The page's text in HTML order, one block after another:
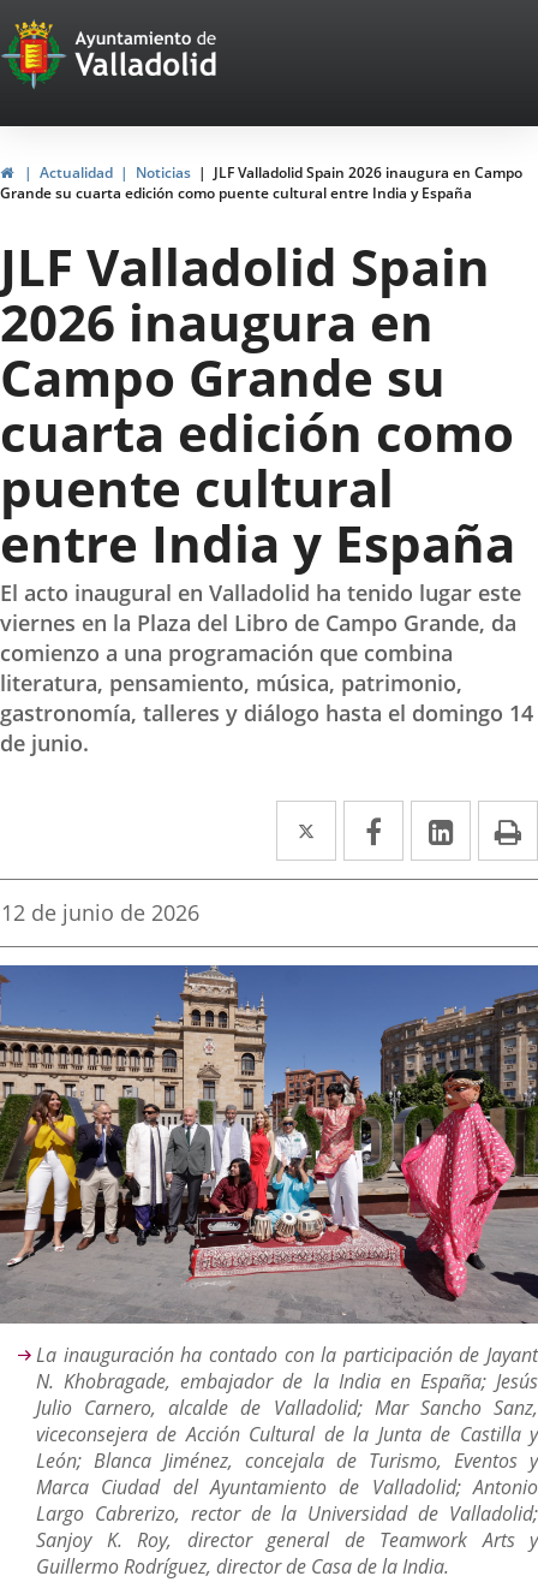
Portal
Web
del
Ayuntamiento
de
Valladolid
InicioActualidad Noticias
JLF Valladolid Spain 2026 inaugura en Campo
Grande su cuarta edición como puente cultural entre India y España
JLF Valladolid Spain
2026 inaugura en
Campo Grande su
cuarta edición como
puente cultural
entre India y España
El acto inaugural en Valladolid ha tenido lugar este
viernes en la Plaza del Libro de Campo Grande, da
comienzo a una programación que combina
literatura, pensamiento, música, patrimonio,
gastronomía, talleres y diálogo hasta el domingo 14
de junio.
Twitter
Enlace
a
aplicación
Facebook
Enlace
a
aplicación
Enlace
a
Fecha
la
noticia
12 de junio de 2026
Descripción
La inauguración ha contado con la participación de Jayant
N. Khobragade, embajador de la India en España; Jesús
Julio Carnero, alcalde de Valladolid; Mar Sancho Sanz,
viceconsejera de Acción Cultural de la Junta de Castilla y
León; Blanca Jiménez, concejala de Turismo, Eventos y
Marca Ciudad del Ayuntamiento de Valladolid; Antonio
Largo Cabrerizo, rector de la Universidad de Valladolid;
Sanjoy K. Roy, director general de Teamwork Arts y
Guillermo Rodríguez, director de Casa de la India.